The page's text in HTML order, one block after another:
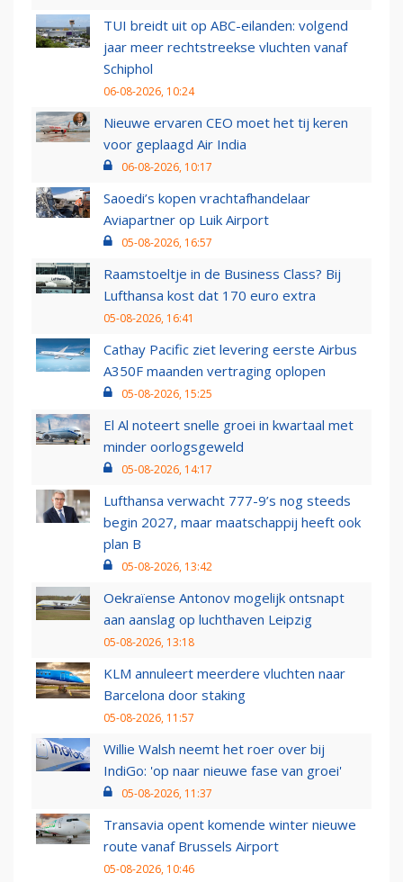
TUI breidt uit op ABC-eilanden: volgend
jaar meer rechtstreekse vluchten vanaf
Schiphol
06-08-2026, 10:24
Nieuwe ervaren CEO moet het tij keren
voor geplaagd Air India
06-08-2026, 10:17
Saoedi’s kopen vrachtafhandelaar
Aviapartner op Luik Airport
05-08-2026, 16:57
Raamstoeltje in de Business Class? Bij
Lufthansa kost dat 170 euro extra
05-08-2026, 16:41
Cathay Pacific ziet levering eerste Airbus
A350F maanden vertraging oplopen
05-08-2026, 15:25
El Al noteert snelle groei in kwartaal met
minder oorlogsgeweld
05-08-2026, 14:17
Lufthansa verwacht 777-9’s nog steeds
begin 2027, maar maatschappij heeft ook
plan B
05-08-2026, 13:42
Oekraïense Antonov mogelijk ontsnapt
aan aanslag op luchthaven Leipzig
05-08-2026, 13:18
KLM annuleert meerdere vluchten naar
Barcelona door staking
05-08-2026, 11:57
Willie Walsh neemt het roer over bij
IndiGo: 'op naar nieuwe fase van groei'
05-08-2026, 11:37
Transavia opent komende winter nieuwe
route vanaf Brussels Airport
05-08-2026, 10:46